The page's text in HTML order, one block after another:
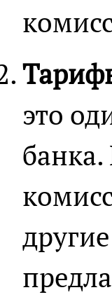
это